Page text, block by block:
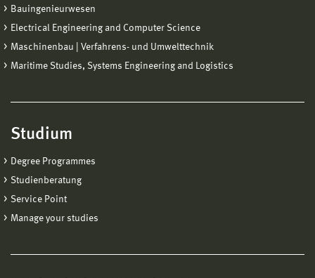
Bauingenieurwesen
Electrical Engineering and Computer Science
Maschinenbau | Verfahrens- und Umwelttechnik
Maritime Studies, Systems Engineering and Logistics
Studium
Degree Programmes
Studienberatung
Service Point
Manage your studies